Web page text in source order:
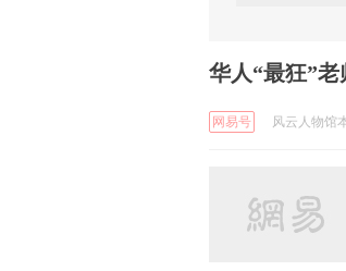
华人“最狂”
网易号 风云人物馆